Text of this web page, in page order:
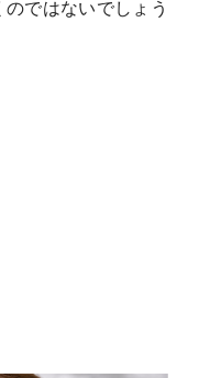
ではないでしょう